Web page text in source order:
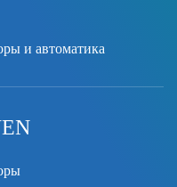
и автоматика